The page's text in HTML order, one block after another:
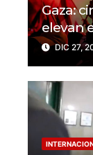
Gaza:
elevan
en 2024
DIC 27,